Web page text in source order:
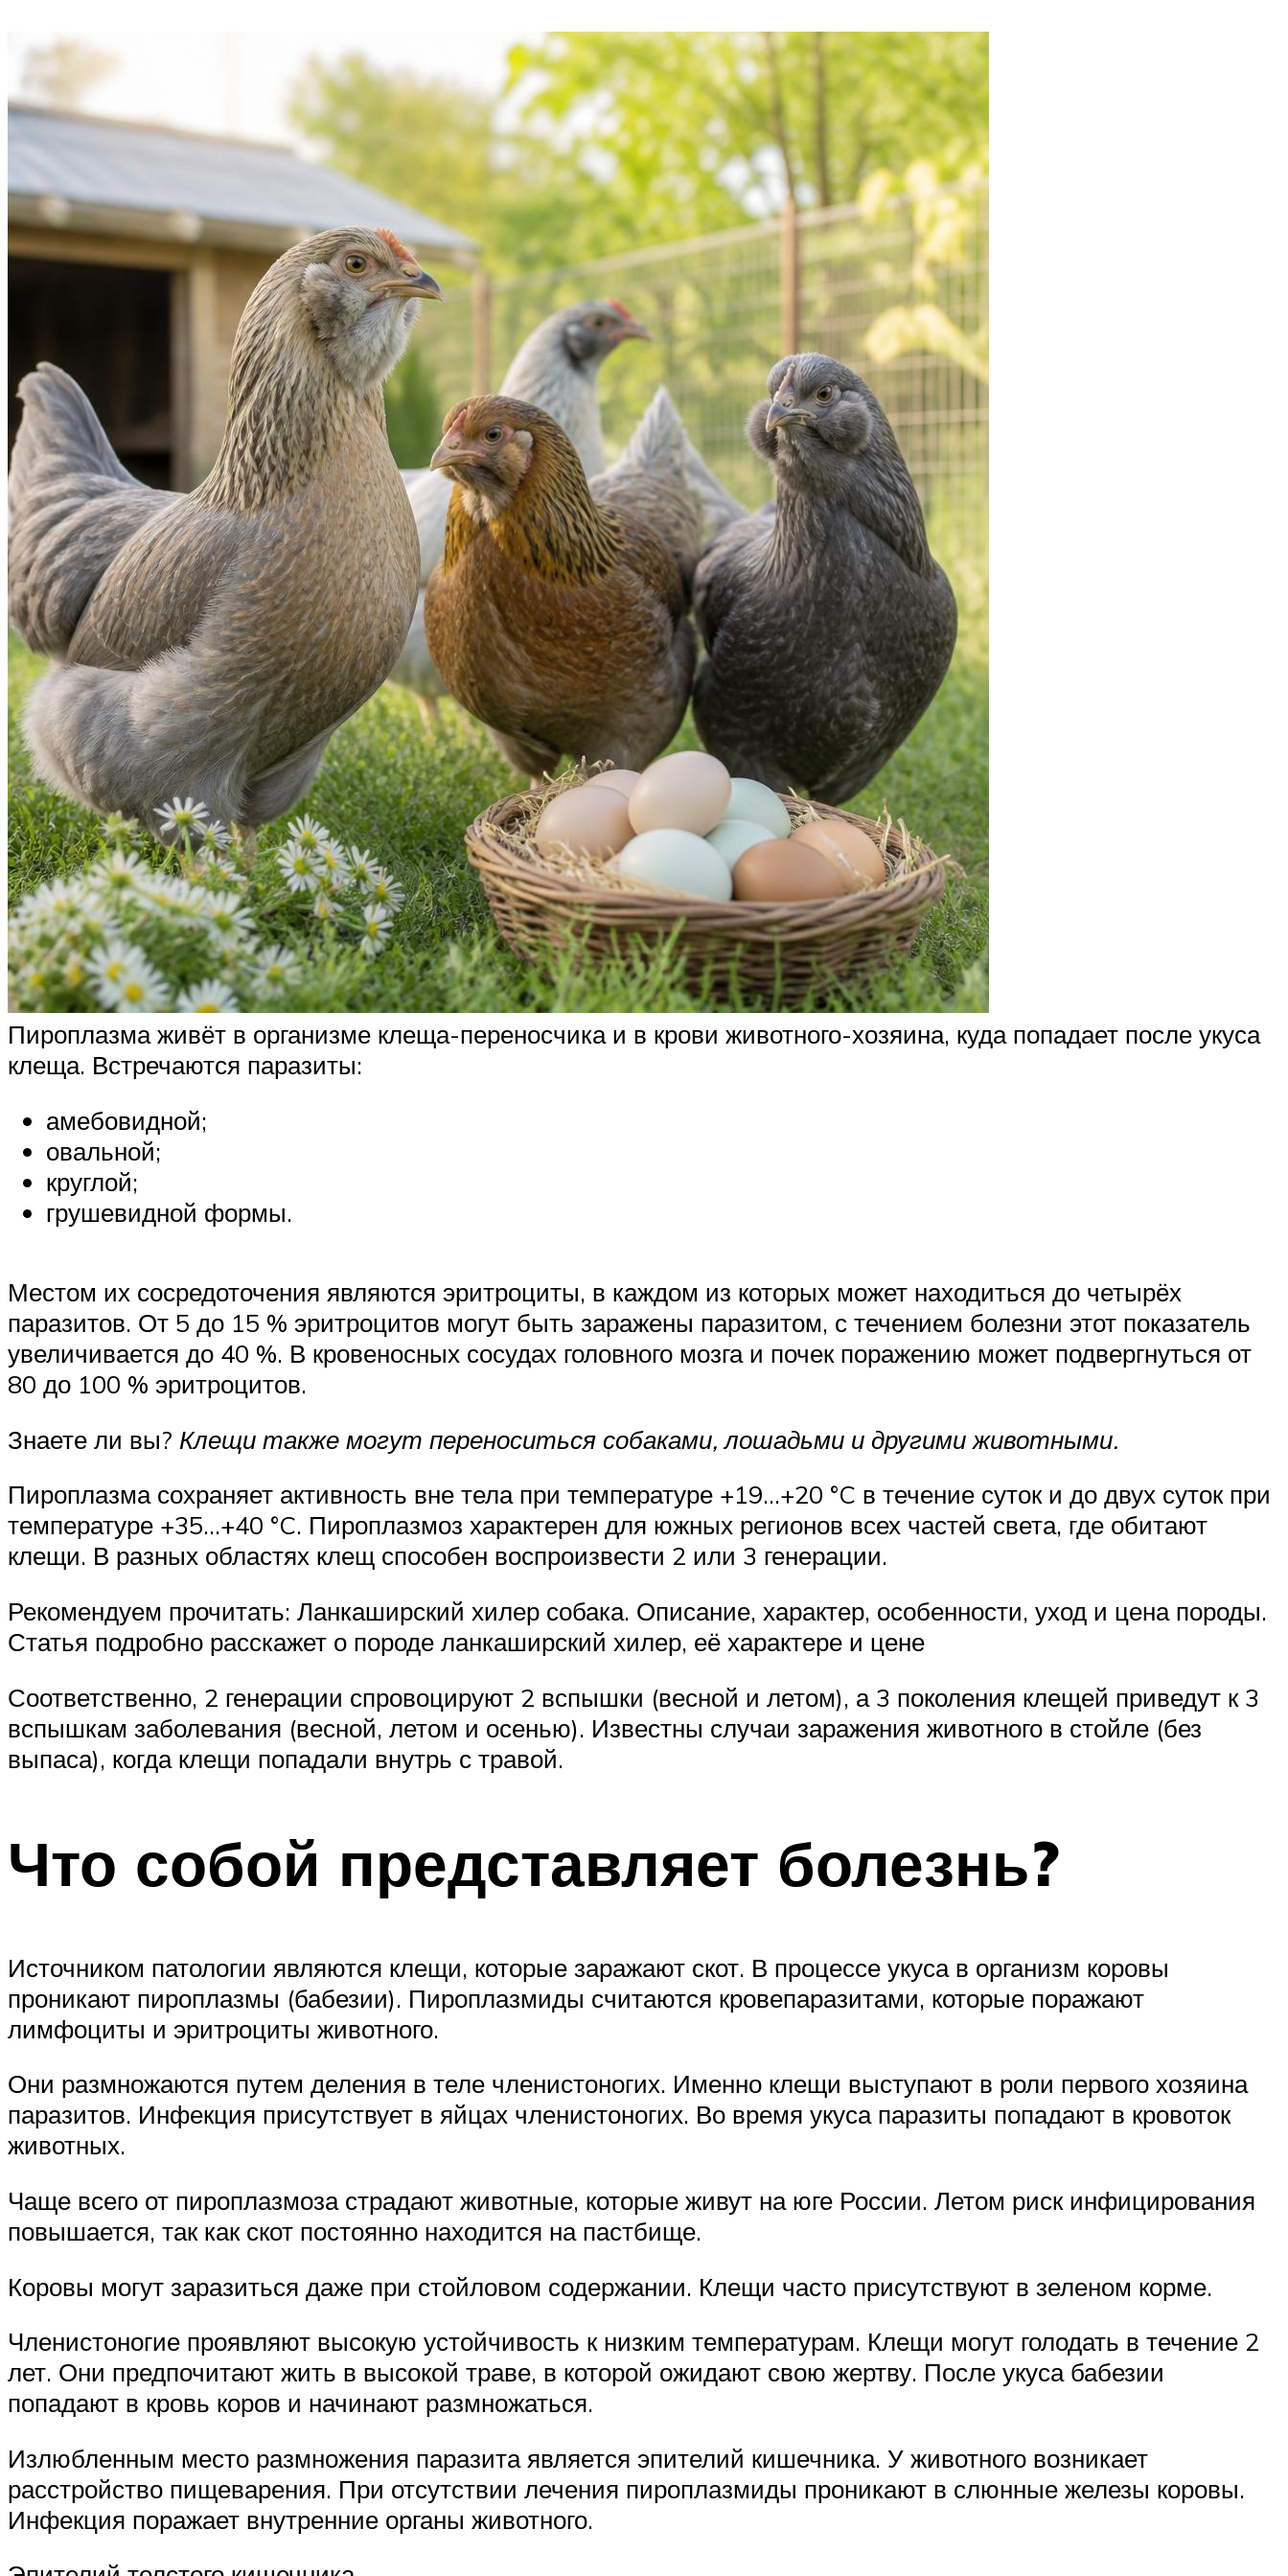
Пироплазма живёт в организме клеща-переносчика и в крови животного-хозяина, куда попадает после укуса
клеща. Встречаются паразиты:
амебовидной;
овальной;
круглой;
грушевидной формы.
Местом их сосредоточения являются эритроциты, в каждом из которых может находиться до четырёх
паразитов. От 5 до 15 % эритроцитов могут быть заражены паразитом, с течением болезни этот показатель
увеличивается до 40 %. В кровеносных сосудах головного мозга и почек поражению может подвергнуться от
80 до 100 % эритроцитов.
Знаете ли вы? Клещи также могут переноситься собаками, лошадьми и другими животными.
Пироплазма сохраняет активность вне тела при температуре +19…+20 °C в течение суток и до двух суток при
температуре +35…+40 °C. Пироплазмоз характерен для южных регионов всех частей света, где обитают
клещи. В разных областях клещ способен воспроизвести 2 или 3 генерации.
Рекомендуем прочитать: Ланкаширский хилер собака. Описание, характер, особенности, уход и цена породы.
Статья подробно расскажет о породе ланкаширский хилер, её характере и цене
Соответственно, 2 генерации спровоцируют 2 вспышки (весной и летом), а 3 поколения клещей приведут к 3
вспышкам заболевания (весной, летом и осенью). Известны случаи заражения животного в стойле (без
выпаса), когда клещи попадали внутрь с травой.
Что собой представляет болезнь?
Источником патологии являются клещи, которые заражают скот. В процессе укуса в организм коровы
проникают пироплазмы (бабезии). Пироплазмиды считаются кровепаразитами, которые поражают
лимфоциты и эритроциты животного.
Они размножаются путем деления в теле членистоногих. Именно клещи выступают в роли первого хозяина
паразитов. Инфекция присутствует в яйцах членистоногих. Во время укуса паразиты попадают в кровоток
животных.
Чаще всего от пироплазмоза страдают животные, которые живут на юге России. Летом риск инфицирования
повышается, так как скот постоянно находится на пастбище.
Коровы могут заразиться даже при стойловом содержании. Клещи часто присутствуют в зеленом корме.
Членистоногие проявляют высокую устойчивость к низким температурам. Клещи могут голодать в течение 2
лет. Они предпочитают жить в высокой траве, в которой ожидают свою жертву. После укуса бабезии
попадают в кровь коров и начинают размножаться.
Излюбленным место размножения паразита является эпителий кишечника. У животного возникает
расстройство пищеварения. При отсутствии лечения пироплазмиды проникают в слюнные железы коровы.
Инфекция поражает внутренние органы животного.